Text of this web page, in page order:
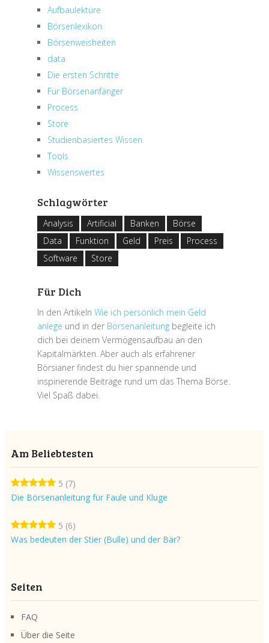
Aufbaulektüre
Börsenlexikon
Börsenweisheiten
data
Die ersten Schritte
Für Börsenanfänger
Process
Store
Studienbasiertes Wissen
Tools
Wissenswertes
Schlagwörter
Analysis Artificial Banken
Börse
Data
Funktion Geld Preis
Process
Software
Store
Für Dich
In den Artikeln Wie ich persönlich mein Geld
anlege und in der Börsenanleitungbegleite ich
dich bei deinem Vermögensaufbau an den
Kapitalmärkten. Aber auch als erfahrener
Börsianer findest du hier spannende und
inspirierende Beiträge rund um das Thema Börse.
Viel Spaß dabei.
Am Beliebtesten
5 (7)
Die Börsenanleitung für Faule und Kluge
5 (6)
Was bedeuten der Stier (Bulle) und der Bär?
Seiten
FAQ
Über die Seite